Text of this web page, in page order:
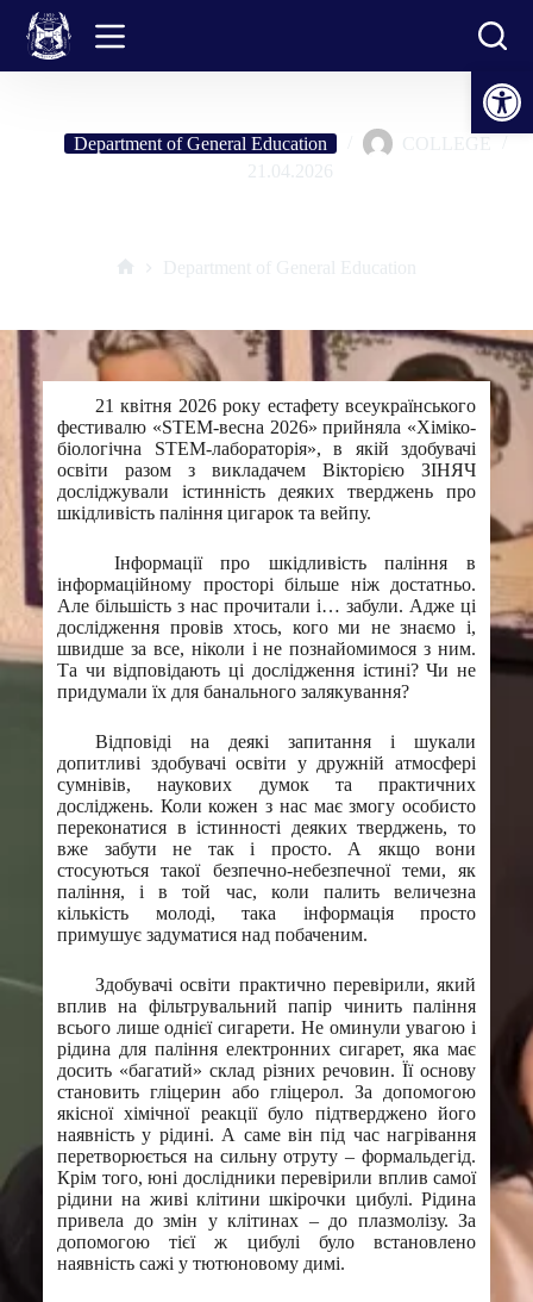
Open toolbar
content
Department of General Education
COLLEGE
21.04.2026
Department of General Education
21 квітня 2026 року естафету всеукраїнського
фестивалю «STEM-весна 2026» прийняла «Хіміко-
біологічна STEM-лабораторія», в якій здобувачі
освіти разом з викладачем Вікторією ЗІНЯЧ
досліджували істинність деяких тверджень про
шкідливість паління цигарок та вейпу.
Інформації про шкідливість паління в
інформаційному просторі більше ніж достатньо.
Але більшість з нас прочитали і… забули. Адже ці
дослідження провів хтось, кого ми не знаємо і,
швидше за все, ніколи і не познайомимося з ним.
Та чи відповідають ці дослідження істині? Чи не
придумали їх для банального залякування?
Відповіді на деякі запитання і шукали
допитливі здобувачі освіти у дружній атмосфері
сумнівів, наукових думок та практичних
досліджень. Коли кожен з нас має змогу особисто
переконатися в істинності деяких тверджень, то
вже забути не так і просто. А якщо вони
стосуються такої безпечно-небезпечної теми, як
паління, і в той час, коли палить величезна
кількість молоді, така інформація просто
примушує задуматися над побаченим.
Здобувачі освіти практично перевірили, який
вплив на фільтрувальний папір чинить паління
всього лише однієї сигарети. Не оминули увагою і
рідина для паління електронних сигарет, яка має
досить «багатий» склад різних речовин. Її основу
становить гліцерин або гліцерол. За допомогою
якісної хімічної реакції було підтверджено його
наявність у рідині. А саме він під час нагрівання
перетворюється на сильну отруту – формальдегід.
Крім того, юні дослідники перевірили вплив самої
рідини на живі клітини шкірочки цибулі. Рідина
привела до змін у клітинах – до плазмолізу. За
допомогою тієї ж цибулі було встановлено
наявність сажі у тютюновому димі.